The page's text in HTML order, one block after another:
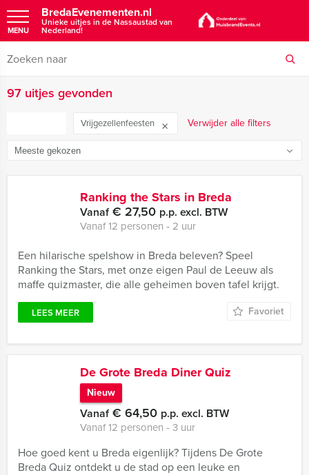
BredaEvenementen.nl
Unieke uitjes in de Nassaustad van
Nederland!
MENU
97 uitjes gevonden
Vrijgezellenfeesten Verwijder alle filters
Ranking the Stars in Breda
Vanaf€ 27,50 p.p. excl. BTW
Vanaf 12 personen ‐ 2 uur
Een hilarische spelshow in Breda beleven? Speel
Ranking the Stars, met onze eigen Paul de Leeuw als
maffe quizmaster, die alle geheimen boven tafel krijgt.
LEES MEER Favoriet
De Grote Breda Diner Quiz
Nieuw
Vanaf€ 64,50 p.p. excl. BTW
Vanaf 12 personen ‐ 3 uur
Hoe goed kent u Breda eigenlijk? Tijdens De Grote
Breda Quiz ontdekt u de stad op een leuke en